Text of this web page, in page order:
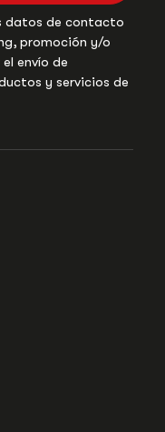
datos de contacto
promoción y/o
envío de
y servicios de